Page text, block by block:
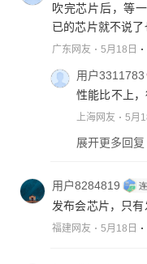
吹完芯片后，等
已的芯片就不说
广东网友 5月18日
用户3311783
性能比不上
上海网友 5月
展开更多回复
用户8284819
发布会芯片，只有
福建网友 5月18日